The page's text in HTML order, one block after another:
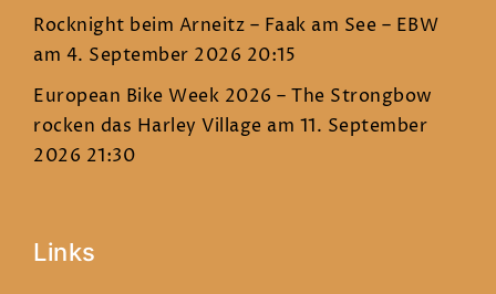
Rocknight beim Arneitz – Faak am See – EBW
am 4. September 2026 20:15
European Bike Week 2026 – The Strongbow
rocken das Harley Village am 11. September
2026 21:30
Links